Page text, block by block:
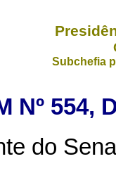
Subchefia
Nº 554,
do